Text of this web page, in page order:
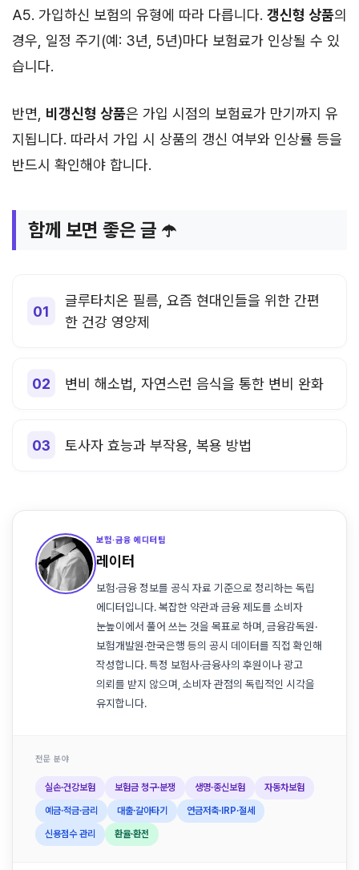
A5. 가입하신 보험의 유형에 따라 다릅니다. 갱신형 상품의
경우, 일정 주기(예: 3년, 5년)마다 보험료가 인상될 수 있
습니다.
반면, 비갱신형 상품은 가입 시점의 보험료가 만기까지 유
지됩니다. 따라서 가입 시 상품의 갱신 여부와 인상률 등을
반드시 확인해야 합니다.
함께 보면 좋은 글 ☂️
글루타치온 필름, 요즘 현대인들을 위한 간편
한 건강 영양제
변비 해소법, 자연스런 음식을 통한 변비 완화
토사자 효능과 부작용, 복용 방법
보험·금융 에디터팀
레이터
보험·금융 정보를 공식 자료 기준으로 정리하는 독립
에디터입니다. 복잡한 약관과 금융 제도를 소비자
눈높이에서 풀어 쓰는 것을 목표로 하며, 금융감독원·
보험개발원·한국은행 등의 공시 데이터를 직접 확인해
작성합니다. 특정 보험사·금융사의 후원이나 광고
의뢰를 받지 않으며, 소비자 관점의 독립적인 시각을
유지합니다.
전문 분야
실손·건강보험 보험금 청구·분쟁 생명·종신보험 자동차보험
예금·적금·금리 대출·갈아타기 연금저축·IRP·절세
신용점수 관리 환율·환전